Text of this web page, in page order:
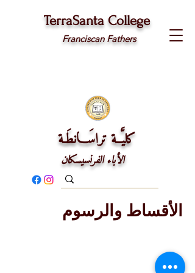
كليَّــة تراسَـــانطَـة
الأباء الفرنسيسكان
TerraSanta College
Franciscan Fathers
الأقساط والرسوم